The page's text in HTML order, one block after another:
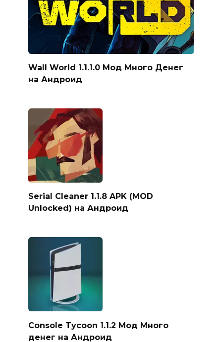
Wall World 1.1.1.0 Мод Много Денег
на Андроид
Serial Cleaner 1.1.8 APK (MOD
Unlocked) на Андроид
Console Tycoon 1.1.2 Мод Много
денег на Андроид